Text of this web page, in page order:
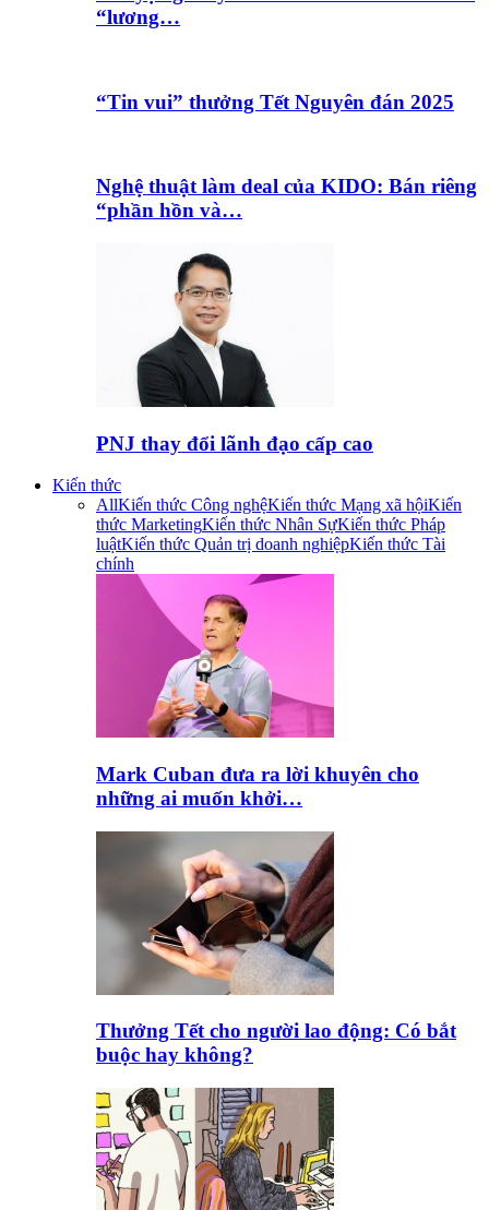
“lương…
“Tin vui” thưởng Tết Nguyên đán 2025
Nghệ thuật làm deal của KIDO: Bán riêng
“phần hồn và…
PNJ thay đổi lãnh đạo cấp cao
Kiến thức
AllKiến thức Công nghệKiến thức Mạng xã hộiKiến
thức MarketingKiến thức Nhân SựKiến thức Pháp
luậtKiến thức Quản trị doanh nghiệpKiến thức Tài
chính
Mark Cuban đưa ra lời khuyên cho
những ai muốn khởi…
Thưởng Tết cho người lao động: Có bắt
buộc hay không?